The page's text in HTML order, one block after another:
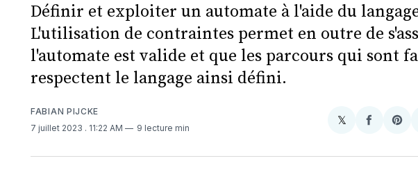
Définir et exploiter un automate à l'aide du langage
L'utilisation de contraintes permet en outre de
l'automate est valide et que les parcours qui sont
respectent le langage ainsi défini.
FABIAN PIJCKE
7 juillet 2023 . 11:22 AM 9 lecture min
𝕏Share
X
Partager